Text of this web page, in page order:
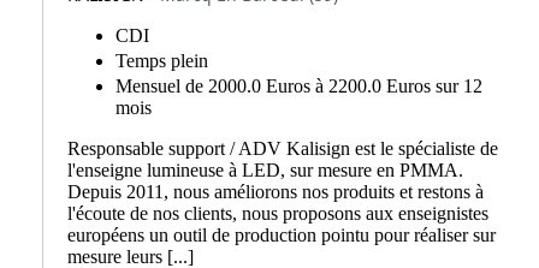
CDI
Temps plein
Mensuel de 2000.0 Euros à 2200.0 Euros sur 12
mois
Responsable support / ADV Kalisign est le spécialiste de
l'enseigne lumineuse à LED, sur mesure en PMMA.
Depuis 2011, nous améliorons nos produits et restons à
l'écoute de nos clients, nous proposons aux enseignistes
européens un outil de production pointu pour réaliser sur
mesure leurs [...]